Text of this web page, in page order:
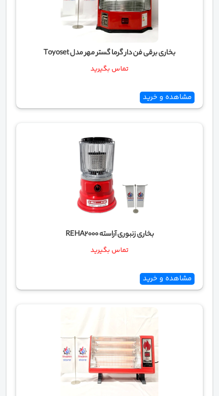
بخاری برقی فن دار گرما گستر مهر مدل Toyoset
تماس بگیرید
مشاهده و خرید
بخاری زنبوری آراسته REHA2000
تماس بگیرید
مشاهده و خرید